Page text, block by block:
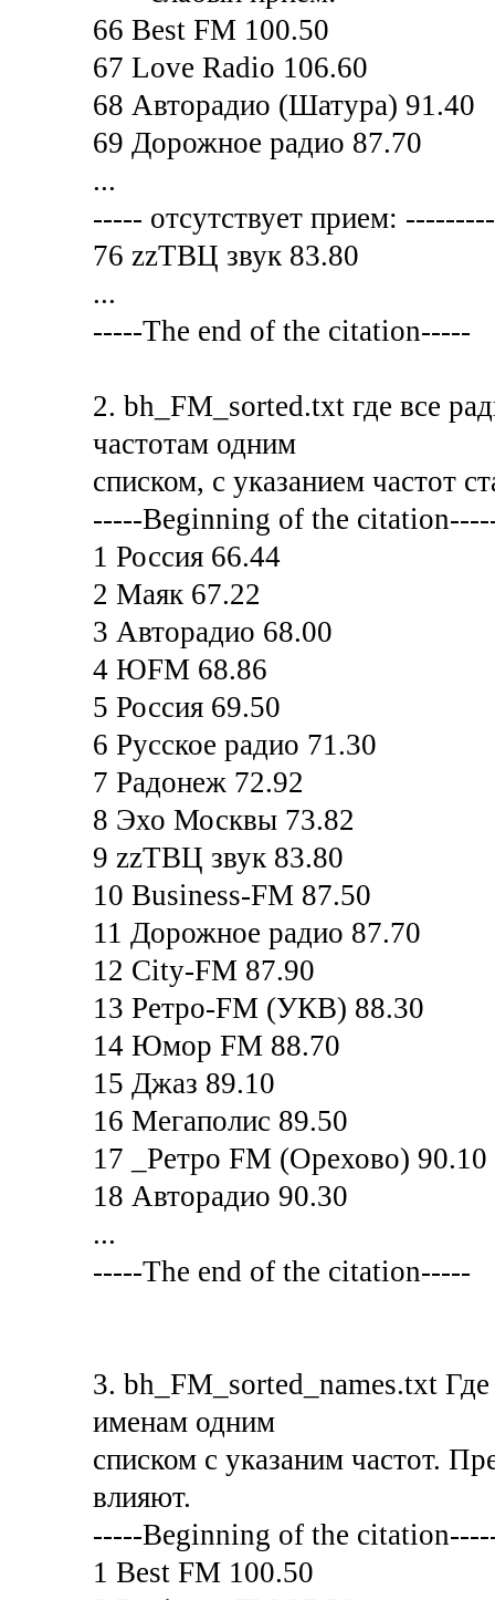
66 Best FM 100.50
67 Love Radio 106.60
68 Авторадио (Шатура) 91.40
69 Дорожное радио 87.70
...
----- отсутствует прием:
76 zzТВЦ звук 83.80
...
-----The end of the citation-----
2. bh_FM_sorted.txt где все
частотам одним
списком, с указанием частот
-----Beginning of the
1 Россия 66.44
2 Маяк 67.22
3 Авторадио 68.00
4 ЮFM 68.86
5 Россия 69.50
6 Русское радио 71.30
7 Радонеж 72.92
8 Эхо Москвы 73.82
9 zzТВЦ звук 83.80
10 Business-FM 87.50
11 Дорожное радио 87.70
12 City-FM 87.90
13 Ретро-FM (УКВ) 88.30
14 Юмор FM 88.70
15 Джаз 89.10
16 Мегаполис 89.50
17 _Ретро FM (Орехово) 90.10
18 Авторадио 90.30
...
-----The end of the citation-----
3. bh_FM_sorted_names.txt
именам одним
списком с указаним частот.
влияют.
-----Beginning of the
1 Best FM 100.50